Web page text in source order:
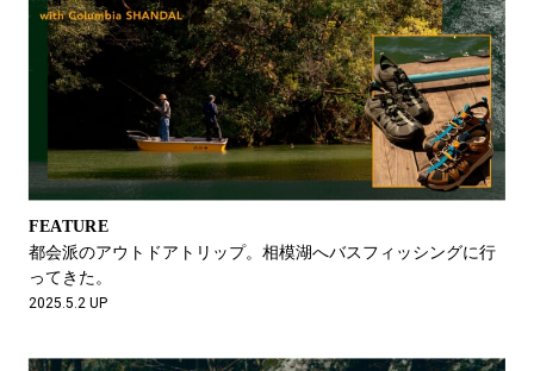
FEATURE
都会派のアウトドアトリップ。相模湖へバスフィッシングに行
ってきた。
2025.5.2 UP